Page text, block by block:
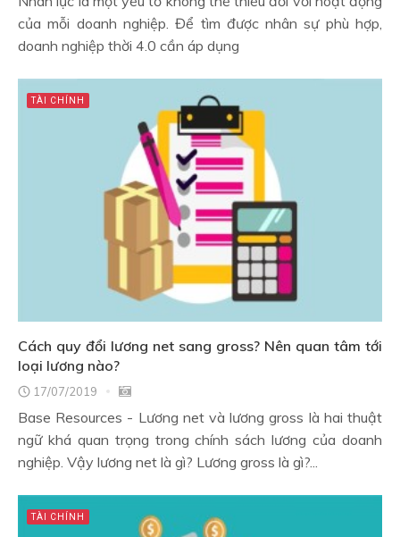
của mỗi doanh nghiệp. Để tìm được nhân sự phù hợp,
doanh nghiệp thời 4.0 cần áp dụng
TÀI CHÍNH
Cách quy đổi lương net sang gross? Nên quan tâm tới
loại lương nào?
17/07/2019
Base Resources - Lương net và lương gross là hai thuật
ngữ khá quan trọng trong chính sách lương của doanh
nghiệp. Vậy lương net là gì? Lương gross là gì?...
TÀI CHÍNH